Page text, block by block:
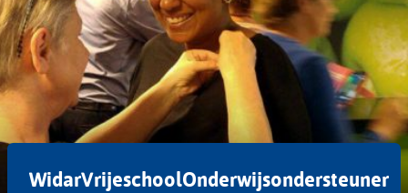
WidarVrijeschoolOnderwijsondersteuner